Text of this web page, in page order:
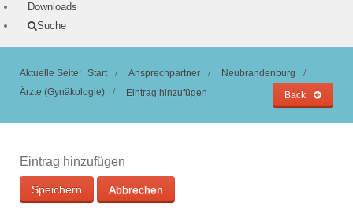
Downloads
Suche
Aktuelle Seite: Start Ansprechpartner
Neubrandenburg
Ärzte (Gynäkologie)
Eintrag hinzufügen Back
Eintrag hinzufügen
Speichern Abbrechen